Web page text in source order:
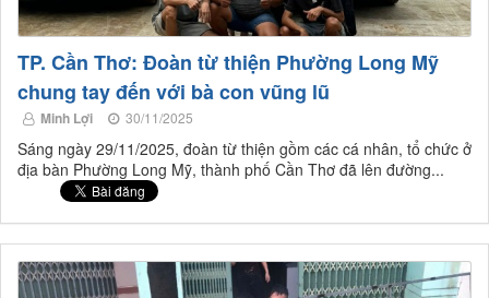
TP. Cần Thơ: Đoàn từ thiện Phường Long Mỹ
chung tay đến với bà con vũng lũ
Minh Lợi 30/11/2025
Sáng ngày 29/11/2025, đoàn từ thiện gồm các cá nhân, tổ chức ở
địa bàn Phường Long Mỹ, thành phố Cần Thơ đã lên đường...